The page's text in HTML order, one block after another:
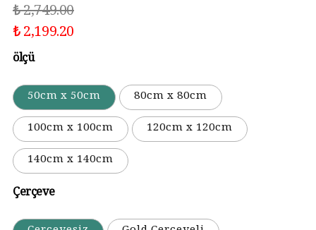
₺ 2,749.00
₺ 2,199.20
ölçü
50cm x 50cm
80cm x 80cm
100cm x 100cm
120cm x 120cm
140cm x 140cm
Çerçeve